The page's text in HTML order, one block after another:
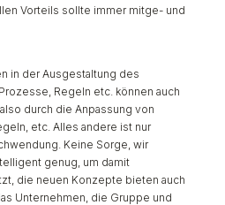
Vorteils sollte immer mitge- und
in der Ausgestaltung des
Regeln etc. können auch
durch die Anpassung von
etc. Alles andere ist nur
Keine Sorge, wir
genug, um damit
die neuen Konzepte bieten auch
Unternehmen, die Gruppe und